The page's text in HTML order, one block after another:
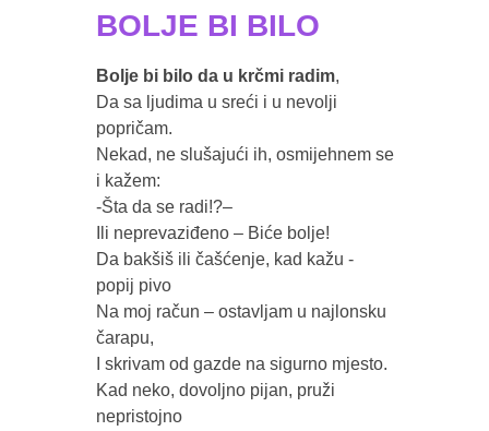
BOLJE BI BILO
Bolje bi bilo da u krčmi radim,
Da sa ljudima u sreći i u nevolji
popričam.
Nekad, ne slušajući ih, osmijehnem se
i kažem:
-Šta da se radi!?–
Ili neprevaziđeno – Biće bolje!
Da bakšiš ili čašćenje, kad kažu -
popij pivo
Na moj račun – ostavljam u najlonsku
čarapu,
I skrivam od gazde na sigurno mjesto.
Kad neko, dovoljno pijan, pruži
nepristojno